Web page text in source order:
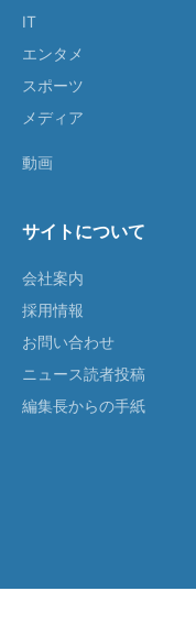
IT
エンタメ
スポーツ
メディア
動画
サイトについて
会社案内
採用情報
お問い合わせ
ニュース読者投稿
編集長からの手紙